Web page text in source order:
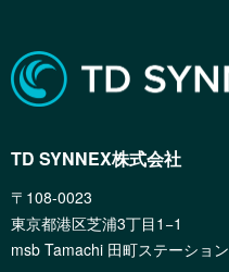
TD SYNNEX株式会社
〒108-0023
東京都港区芝浦3丁目1−1
msb Tamachi 田町ステーショ